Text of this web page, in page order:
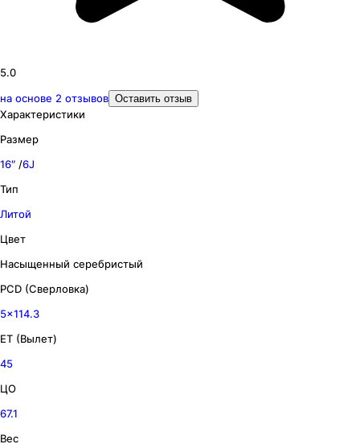
5.0
на основе 2 отзывов Оставить отзыв
Характеристики
Размер
16″ /6J
Тип
Литой
Цвет
Насыщенный серебристый
PCD (Сверловка)
5x114.3
ET (Вылет)
45
ЦО
67.1
Вес